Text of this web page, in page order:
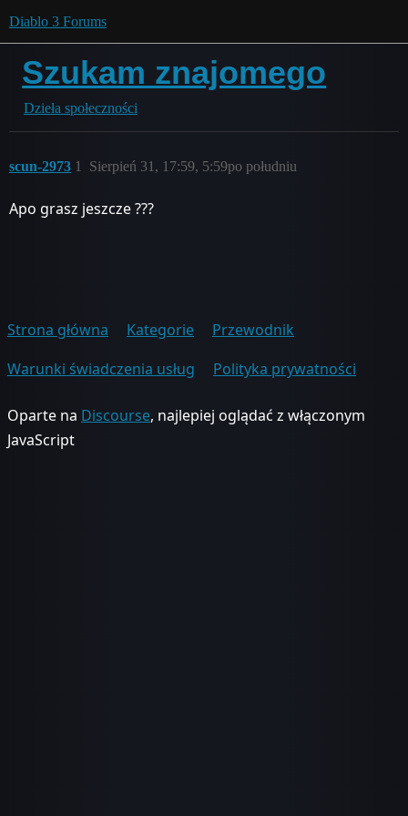
Diablo 3 Forums
Szukam znajomego
Dzieła społeczności
scun-2973 Sierpień 31, 17:59, 5:59po południu
1
Apo grasz jeszcze ???
Strona główna Kategorie
Przewodnik
Warunki świadczenia usług
Polityka prywatności
Oparte na Discourse, najlepiej oglądać z włączonym
JavaScript